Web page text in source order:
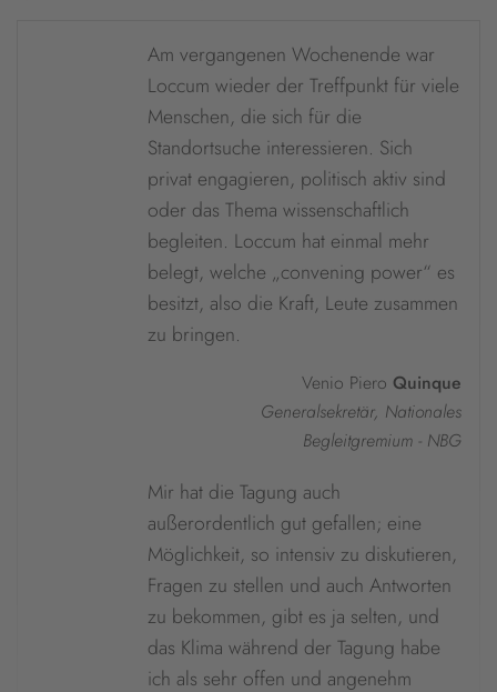
Am vergangenen Wochenende war
Loccum wieder der Treffpunkt für viele
Menschen, die sich für die
Standortsuche interessieren. Sich
privat engagieren, politisch aktiv sind
oder das Thema wissenschaftlich
begleiten. Loccum hat einmal mehr
belegt, welche „convening power“ es
besitzt, also die Kraft, Leute zusammen
zu bringen.
Venio Piero Quinque
Generalsekretär, Nationales
Begleitgremium - NBG
Mir hat die Tagung auch
außerordentlich gut gefallen; eine
Möglichkeit, so intensiv zu diskutieren,
Fragen zu stellen und auch Antworten
zu bekommen, gibt es ja selten, und
das Klima während der Tagung habe
ich als sehr offen und angenehm